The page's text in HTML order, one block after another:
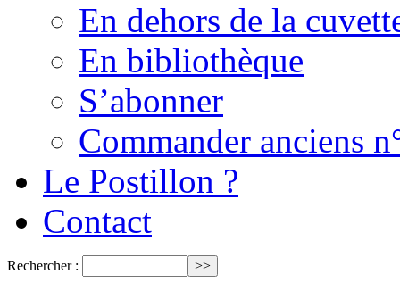
En dehors de la
En bibliothèque
S’abonner
Commander anciens
Le Postillon ?
Contact
Rechercher :